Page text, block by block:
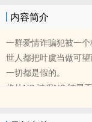
内容简介
一群爱情诈骗犯被一个
世人都把叶虞当做可
一切都是假的。
修仙NP 过程NP 结局